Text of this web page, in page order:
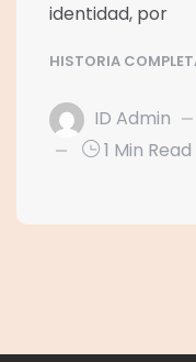
identidad, por
HISTORIA
ID Admin
1 Min Read